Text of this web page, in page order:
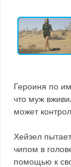
Героиня по
что муж
может
Хейзел
чипом в
помощью к